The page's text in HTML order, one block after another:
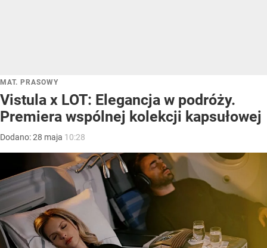
MAT. PRASOWY
Vistula x LOT: Elegancja w podróży.
Premiera wspólnej kolekcji kapsułowej
Dodano:28 maja 10:28